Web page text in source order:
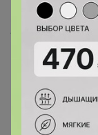
Happy Baby
Сандрелла, Все
никогда на нее
отзывы все
не покупал.